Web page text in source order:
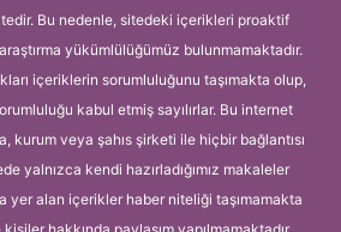
Bu nedenle, sitedeki içerikleri proaktif
yükümlülüğümüz bulunmamaktadır.
içeriklerin sorumluluğunu taşımakta olup,
kabul etmiş sayılırlar. Bu internet
kurum veya şahıs şirketi ile hiçbir bağlantısı
yalnızca kendi hazırladığımız makaleler
yer alan içerikler haber niteliği taşımamakta